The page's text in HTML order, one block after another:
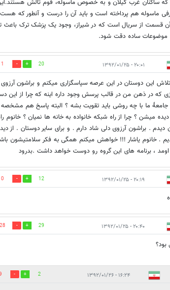
که ساکنان غرب گیلان و به خصوص ماسوله، قوم تالش
ماسوله هم پرداخته است و باید آن را درست و آنطور که
قسمت از سریال است که در شیراز، وجود یک پزشک ترک
موضوعات ساده دقت شود.
۲۰:۰۱ - ۱۳۹۲/۰۱/۲۵ 20
1
این دوستان در این عرصه سپاسگزاری میکنم و براشون
که در ذهن من در قالب پرسش وجود داره اینه که چرا از این
ما با چه روشی باید تقویت بشه ؟ البته پاسخ هم
میشن ؟ چرا از راه شبکه خانواده به خانه ها نمیان ؟ خانوم
. براشون آرزوی دلی شاد دارم . و برای سایر دوستان . از
. خانوم یاشار !!! خواهش میکنم همگی به فکر سلامتیشون
۲۰:۱۹ - ۱۳۹۲/۰۱/۲۵ 12
0
۲۰:۴۰ - ۱۳۹۲/۰۱/۲۵ 29
28
بود؟
۱۶:۲۴ - ۱۳۹۲/۰۱/۲۶ 2